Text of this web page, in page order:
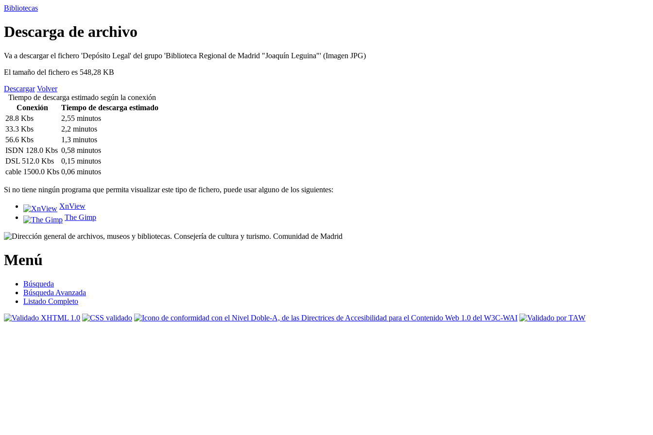
Bibliotecas
Descarga de archivo
Va a descargar el fichero 'Depósito Legal' del grupo 'Biblioteca Regional de Madrid "Joaquín Leguina"' (Imagen JPG)
El tamaño del fichero es 548,28 KB
Descargar Volver
Tiempo de descarga estimado según la conexión
Conexión
Tiempo de descarga estimado
28.8 Kbs
2,55 minutos
33.3 Kbs
2,2 minutos
56.6 Kbs
1,3 minutos
ISDN 128.0 Kbs 0,58 minutos
DSL 512.0 Kbs
0,15 minutos
cable 1500.0 Kbs 0,06 minutos
Si no tiene ningún programa que permita visualizar este tipo de fichero, puede usar alguno de los siguientes:
XnView
The Gimp
Menú
Búsqueda
Búsqueda Avanzada
Listado Completo